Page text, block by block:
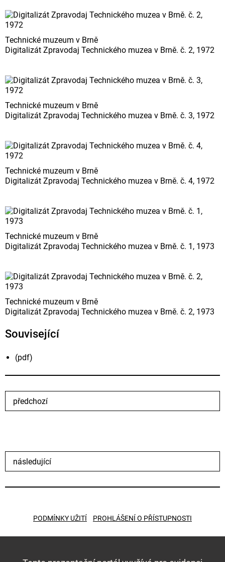
Technické muzeum v Brně
Digitalizát Zpravodaj Technického muzea v Brně. č. 2, 1972
Technické muzeum v Brně
Digitalizát Zpravodaj Technického muzea v Brně. č. 3, 1972
Technické muzeum v Brně
Digitalizát Zpravodaj Technického muzea v Brně. č. 4, 1972
Technické muzeum v Brně
Digitalizát Zpravodaj Technického muzea v Brně. č. 1, 1973
Technické muzeum v Brně
Digitalizát Zpravodaj Technického muzea v Brně. č. 2, 1973
Související
(pdf)
předchozí
následující
PODMÍNKY UŽITÍ PROHLÁŠENÍ O PŘÍSTUPNOSTI